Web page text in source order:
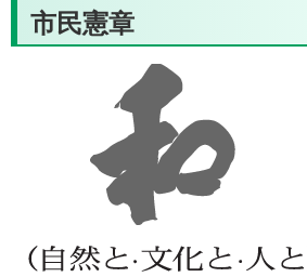
市民憲章